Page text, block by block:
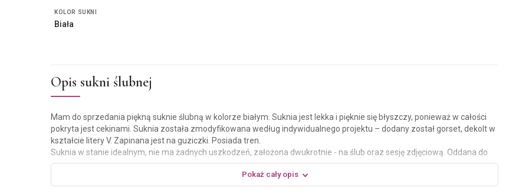
KOLOR SUKNI
Biała
Opis sukni ślubnej
Mam do sprzedania piękną suknie ślubną w kolorze białym. Suknia jest lekka i pięknie się błyszczy, ponieważ w całości
pokryta jest cekinami. Suknia została zmodyfikowana według indywidualnego projektu – dodany został gorset, dekolt w
kształcie litery V. Zapinana jest na guziczki. Posiada tren.
Suknia w stanie idealnym, nie ma żadnych uszkodzeń, założona dwukrotnie - na ślub oraz sesję zdjęciową. Oddana do
czyszczenia.
Uszyta jest na wzrost 166cm+niski obcas, rozmiar mniej więcej 44/46.
Cena do negocjacji. Odbiór sukni ślubnej osobisty.
Pokaż cały opis